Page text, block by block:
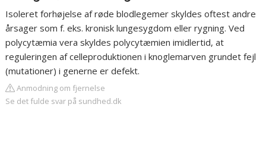
Isoleret forhøjelse af røde blodlegemer skyldes oftest andre
årsager som f. eks. kronisk lungesygdom eller rygning. Ved
polycytæmia vera skyldes polycytæmien imidlertid, at
reguleringen af celleproduktionen i knoglemarven grundet fejl
(mutationer) i generne er defekt.
Anmodning om fjernelse
Se det fulde svar på sundhed.dk